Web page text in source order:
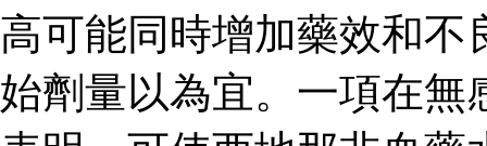
高可能同時增加藥效和不
始劑量以為宜。一項在無